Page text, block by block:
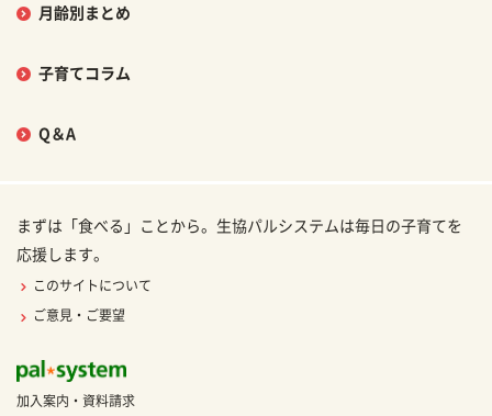
月齢別まとめ
子育てコラム
Q＆A
まずは「食べる」ことから。生協パルシステムは毎日の子育てを
応援します。
このサイトについて
ご意見・ご要望
加入案内・資料請求